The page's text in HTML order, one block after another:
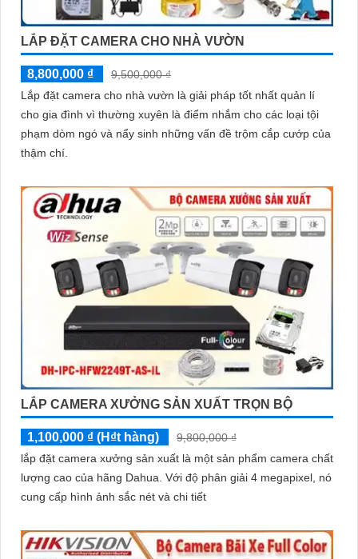
LẮP ĐẶT CAMERA CHO NHÀ VƯỜN
8,800,000 ₫
9,500,000 ₫
Lắp đặt camera cho nhà vườn là giải pháp tốt nhất quản lí
cho gia đình vì thường xuyên là điểm nhắm cho các loại tội
phạm dòm ngó và nẩy sinh những vấn đề trộm cắp cướp của
thậm chí.
LẮP CAMERA XƯỞNG SẢN XUẤT TRỌN BỘ
1,100,000 ₫ (H₫t hàng)
9,800,000 ₫
lắp đặt camera xưởng sản xuất là một sản phẩm camera chất
lượng cao của hãng Dahua. Với độ phân giải 4 megapixel, nó
cung cấp hình ảnh sắc nét và chi tiết